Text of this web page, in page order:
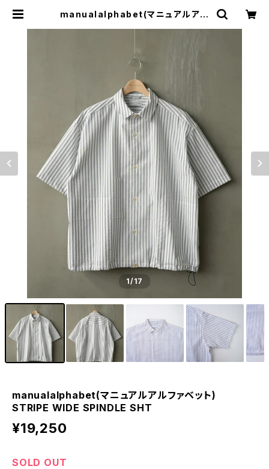
manualalphabet(マニュアルアル
1/17
manualalphabet(マニュアルアルファベット)
STRIPE WIDE SPINDLE SHT
¥19,250
SOLD OUT